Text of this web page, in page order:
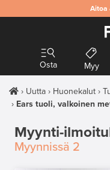
Aitoa
Osta Myy
Uutta Huonekalut
Ears tuoli, valkoinen
Myynti-
Myynnissä 2